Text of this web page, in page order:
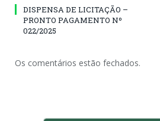
DISPENSA DE LICITAÇÃO –
PRONTO PAGAMENTO Nº
022/2025
Os comentários estão fechados.